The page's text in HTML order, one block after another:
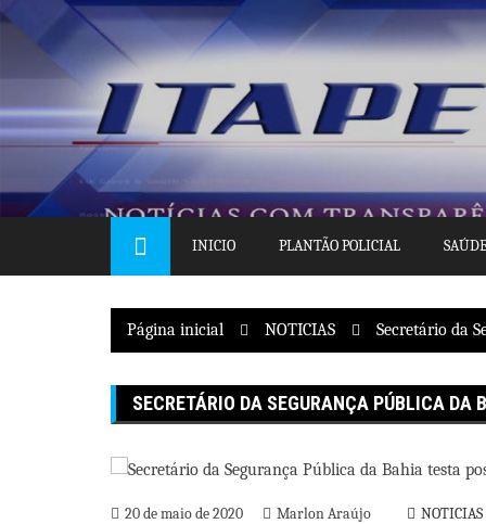
Pular
para
INICIO PLANTÃO POLICIAL
Página inicial NOTICIAS Secretário da
SECRETÁRIO DA SEGURANÇA PÚBLICA
20 de maio de 2020 Marlon Araújo NOTICIAS